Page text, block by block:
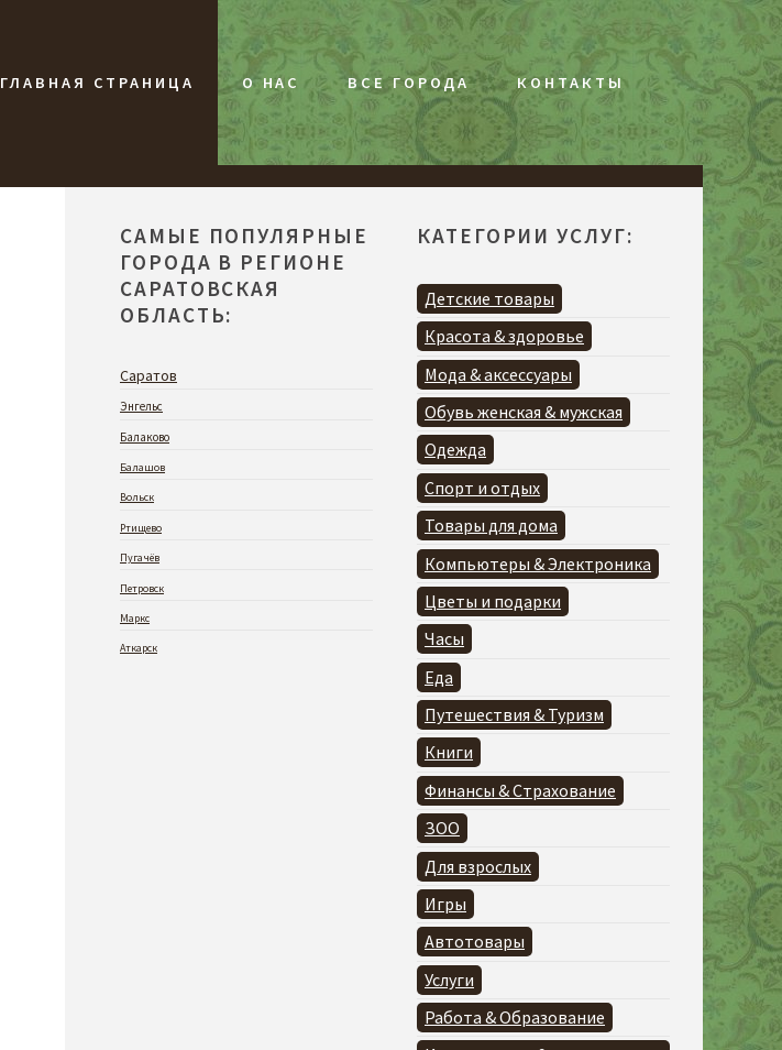
ГЛАВНАЯ СТРАНИЦА О НАС ВСЕ ГОРОДА КОНТАКТЫ
САМЫЕ ПОПУЛЯРНЫЕ
ГОРОДА В РЕГИОНЕ
САРАТОВСКАЯ
ОБЛАСТЬ:
Саратов
Энгельс
Балаково
Балашов
Вольск
Ртищево
Пугачёв
Петровск
Маркс
Аткарск
КАТЕГОРИИ УСЛУГ:
Детские товары
Красота & здоровье
Мода & аксессуары
Обувь женская & мужская
Одежда
Спорт и отдых
Товары для дома
Компьютеры & Электроника
Цветы и подарки
Часы
Еда
Путешествия & Туризм
Книги
Финансы & Страхование
ЗОО
Для взрослых
Игры
Автотовары
Услуги
Работа & Образование